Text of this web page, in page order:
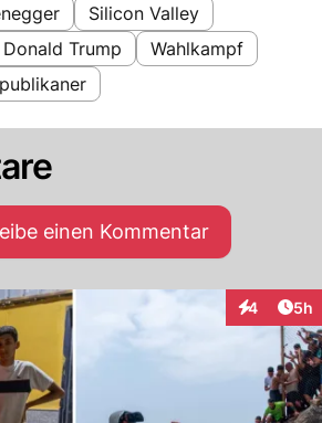
Silicon Valley
Donald Trump
Wahlkampf
einen Kommentar
4 5h